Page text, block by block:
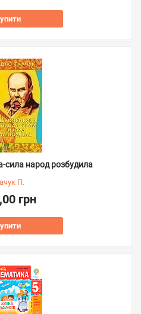
сила народ розбудила
П.
грн